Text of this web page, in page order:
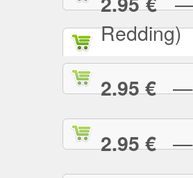
Redding)
2.95 €—
2.95 €—